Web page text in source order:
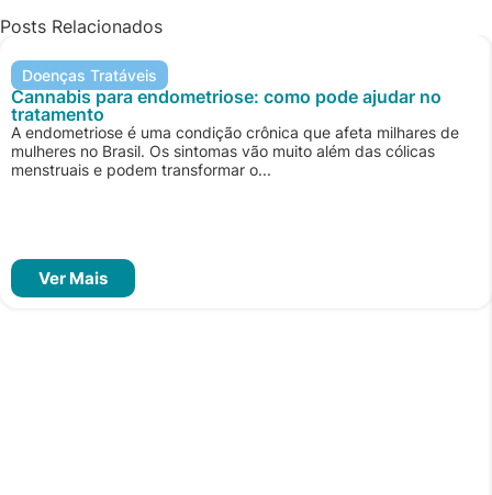
Posts Relacionados
Doenças Tratáveis
Cannabis para endometriose: como pode ajudar no
tratamento
A endometriose é uma condição crônica que afeta milhares de
mulheres no Brasil. Os sintomas vão muito além das cólicas
menstruais e podem transformar o...
Ver Mais